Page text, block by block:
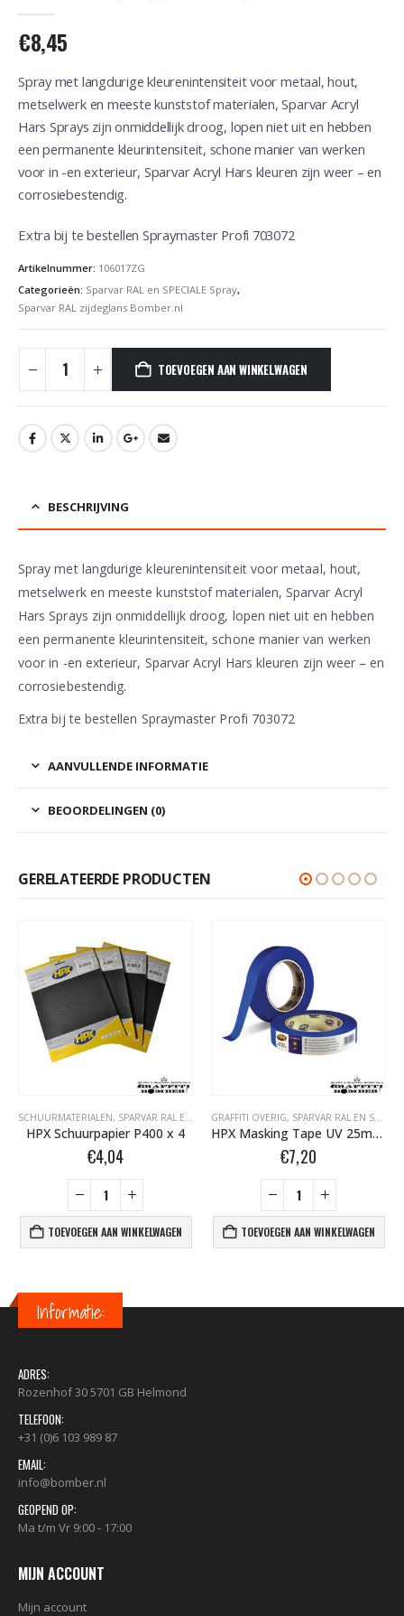
€8,45
Spray met langdurige kleurenintensiteit voor metaal, hout,
metselwerk en meeste kunststof materialen, Sparvar Acryl
Hars Sprays zijn onmiddellijk droog, lopen niet uit en hebben
een permanente kleurintensiteit, schone manier van werken
voor in -en exterieur, Sparvar Acryl Hars kleuren zijn weer – en
corrosiebestendig.
Extra bij te bestellen Spraymaster Profi 703072
Artikelnummer: 106017ZG
Categorieën: Sparvar RAL en SPECIALE Spray,
Sparvar RAL zijdeglans Bomber.nl
TOEVOEGEN AAN WINKELWAGEN
BESCHRIJVING
Spray met langdurige kleurenintensiteit voor metaal, hout,
metselwerk en meeste kunststof materialen, Sparvar Acryl
Hars Sprays zijn onmiddellijk droog, lopen niet uit en hebben
een permanente kleurintensiteit, schone manier van werken
voor in -en exterieur, Sparvar Acryl Hars kleuren zijn weer – en
corrosiebestendig.
Extra bij te bestellen Spraymaster Profi 703072
AANVULLENDE INFORMATIE
BEOORDELINGEN (0)
GERELATEERDE PRODUCTEN
SCHUURMATERIALEN, SPARVAR RAL EN SPECIALE SPRAY
HPX Schuurpapier P400 x 4
€4,04
TOEVOEGEN AAN WINKELWAGEN
GRAFFITI OVERIG, SPARVAR RAL EN SPECIALE SPRAY
HPX Masking Tape UV 25mm MU2550
€7,20
TOEVOEGEN AAN WINKELWAGEN
Informatie:
ADRES:
Rozenhof 30 5701 GB Helmond
TELEFOON:
+31 (0)6 103 989 87
EMAIL:
info@bomber.nl
GEOPEND OP:
Ma t/m Vr 9:00 - 17:00
MIJN ACCOUNT
Mijn account